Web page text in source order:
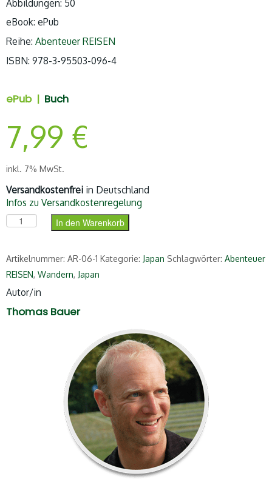
Abbildungen: 50
eBook: ePub
Reihe: Abenteuer REISEN
ISBN: 978-3-95503-096-4
ePub | Buch
7,99 €
inkl. 7% MwSt.
Versandkostenfrei in Deutschland
Infos zu Versandkostenregelung
Fremdes Japan (ePub) Menge
In den Warenkorb
Artikelnummer: AR-06-1 Kategorie: Japan Schlagwörter: Abenteuer
REISEN, Wandern, Japan
Autor/in
Thomas Bauer